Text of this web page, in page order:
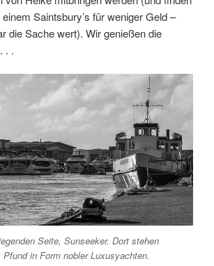
Saintsbury’s für weniger Geld –
die Sache wert). Wir genießen die
. .
Seite, Sunseeker. Dort stehen
in Form nobler Luxusyachten.